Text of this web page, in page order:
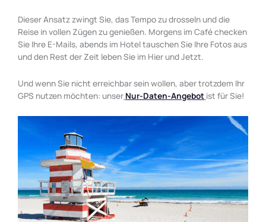
Dieser Ansatz zwingt Sie, das Tempo zu drosseln und die
Reise in vollen Zügen zu genießen. Morgens im Café checken
Sie Ihre E-Mails, abends im Hotel tauschen Sie Ihre Fotos aus
und den Rest der Zeit leben Sie im Hier und Jetzt.
Und wenn Sie nicht erreichbar sein wollen, aber trotzdem Ihr
GPS nutzen möchten: unser Nur-Daten-Angebot ist für Sie!